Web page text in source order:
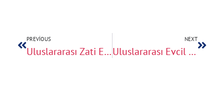
PREVIOUS
Uluslararası Zati Eşya Taşımacılığında Teknolojik Çözümler
NEXT
Uluslararası Evcil Hayvan ve Eşya Taşıma